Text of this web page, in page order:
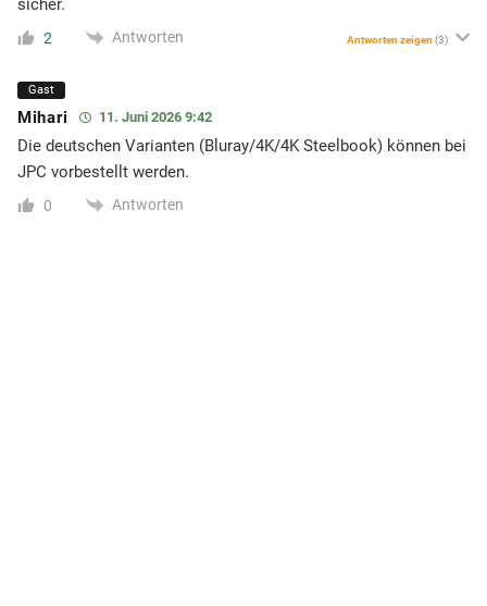
sicher.
2 Antworten Antworten zeigen (3)
Gast
Mihari 11. Juni 2026 9:42
Die deutschen Varianten (Bluray/4K/4K Steelbook) können bei
JPC vorbestellt werden.
0 Antworten